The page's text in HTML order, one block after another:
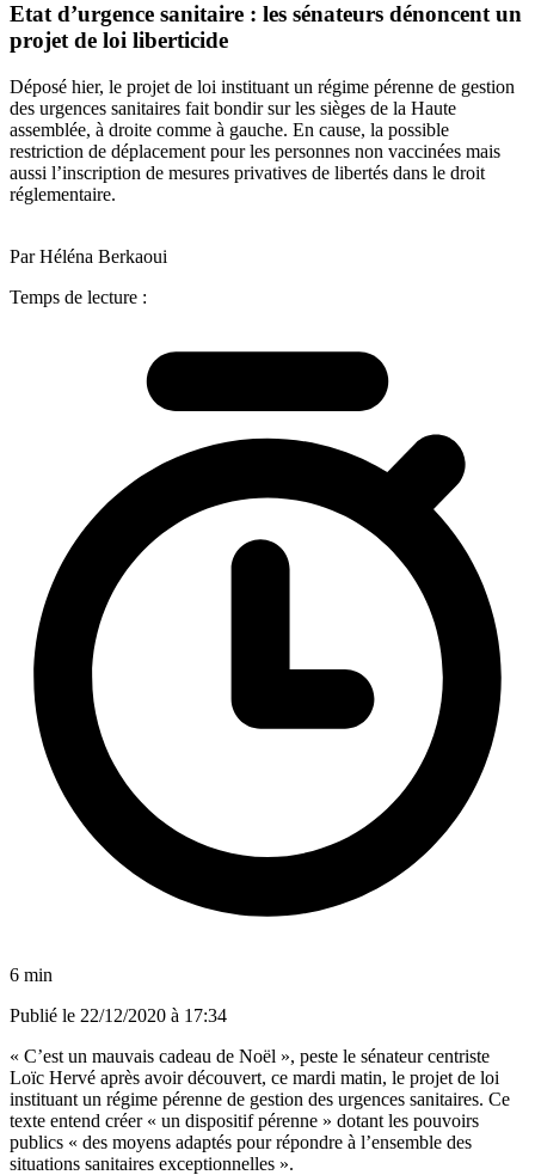
Etat d’urgence sanitaire : les sénateurs dénoncent un
projet de loi liberticide
Déposé hier, le projet de loi instituant un régime pérenne de gestion
des urgences sanitaires fait bondir sur les sièges de la Haute
assemblée, à droite comme à gauche. En cause, la possible
restriction de déplacement pour les personnes non vaccinées mais
aussi l’inscription de mesures privatives de libertés dans le droit
réglementaire.
Par Héléna Berkaoui
Temps de lecture :
6 min
Publié le 22/12/2020 à 17:34
« C’est un mauvais cadeau de Noël », peste le sénateur centriste
Loïc Hervé après avoir découvert, ce mardi matin, le projet de loi
instituant un régime pérenne de gestion des urgences sanitaires. Ce
texte entend créer « un dispositif pérenne » dotant les pouvoirs
publics « des moyens adaptés pour répondre à l’ensemble des
situations sanitaires exceptionnelles ».